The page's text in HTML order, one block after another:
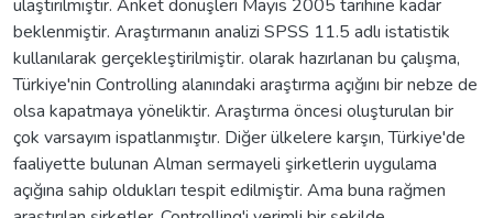
ulaştırılmıştır. Anket dönüşleri Mayıs 2005 tarihine kadar
beklenmiştir. Araştırmanın analizi SPSS 11.5 adlı istatistik
kullanılarak gerçekleştirilmiştir. olarak hazırlanan bu çalışma,
Türkiye'nin Controlling alanındaki araştırma açığını bir nebze de
olsa kapatmaya yöneliktir. Araştırma öncesi oluşturulan bir
çok varsayım ispatlanmıştır. Diğer ülkelere karşın, Türkiye'de
faaliyette bulunan Alman sermayeli şirketlerin uygulama
açığına sahip oldukları tespit edilmiştir. Ama buna rağmen